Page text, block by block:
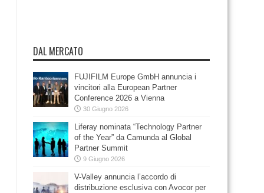
DAL MERCATO
FUJIFILM Europe GmbH annuncia i
vincitori alla European Partner
Conference 2026 a Vienna
30 Giugno 2026
Liferay nominata “Technology Partner
of the Year” da Camunda al Global
Partner Summit
9 Giugno 2026
V-Valley annuncia l’accordo di
distribuzione esclusiva con Avocor per